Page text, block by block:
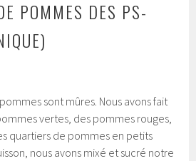
POMMES DES PS-
sont mûres. Nous avons fait
vertes, des pommes rouges,
quartiers de pommes en petits
nous avons mixé et sucré notre